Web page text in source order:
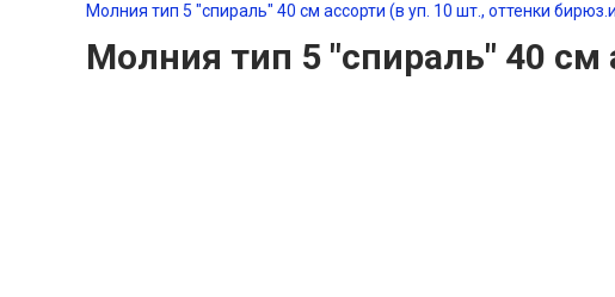
Молния тип 5 "спираль" 40 см ассорти (в уп. 10 шт., оттенки
Молния тип 5 "спираль" 40 см